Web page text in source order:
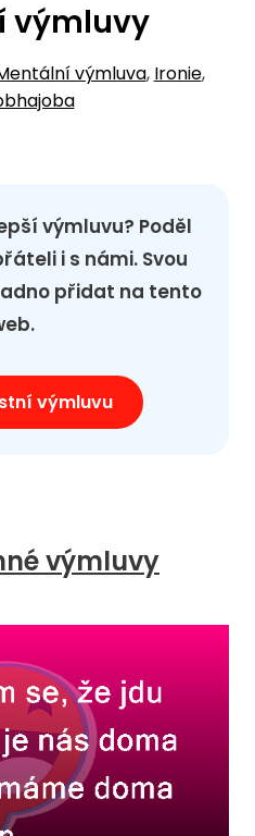
výmluvy
výmluva, Ironie,
výmluvu? Poděl
i s námi. Svou
přidat na tento
výmluvu
výmluvy